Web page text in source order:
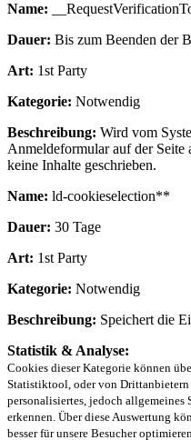
Name:
Dauer: Bis zum Beenden der
Art: 1st Party
Kategorie: Notwendig
Beschreibung: Wird vom
Anmeldeformular auf der Seite
keine Inhalte geschrieben.
Name: ld-cookieselection**
Dauer: 30 Tage
Art: 1st Party
Kategorie: Notwendig
Beschreibung: Speichert die
Statistik & Analyse:
Cookies dieser Kategorie können
Statistiktool, oder von Drittanbietern
personalisiertes, jedoch allgemeines
erkennen. Über diese Auswertung
besser für unsere Besucher